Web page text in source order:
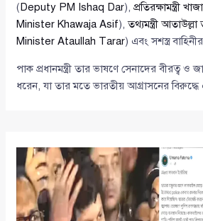
( Deputy PM Ishaq Dar),প্রতিরক্ষামন্ত্রী
Minister Khawaja Asif),তথ্যমন্ত্রী আতাউল্লা
Minister Ataullah Tarar) এবং সশস্ত্র
পাক প্রধানমন্ত্রী তার ভাষণে সেনাদের বীরত্ব
ধরেন, যা তার মতে ভারতীয় আগ্রাসনের